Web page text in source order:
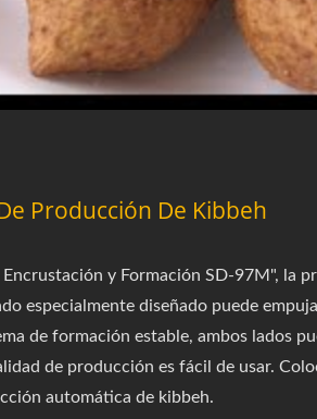
Producción De Kibbeh
y Formación SD-97M", la
especialmente diseñado puede
de formación estable, ambos lados
de producción es fácil de usar.
automática de kibbeh.